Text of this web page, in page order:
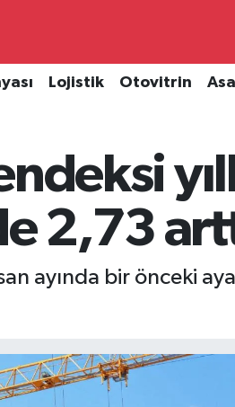
Lojistik Otovitrin
2,73
ayında bir önceki